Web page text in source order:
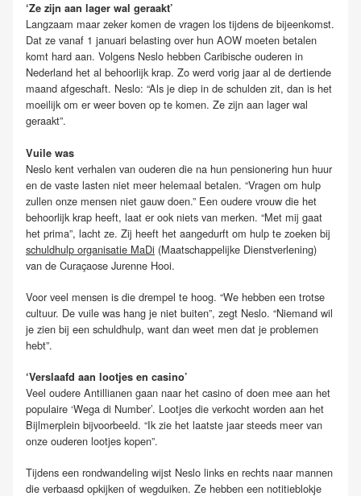
‘Ze zijn aan lager wal geraakt’
Langzaam maar zeker komen de vragen los tijdens de bijeenkomst.
Dat ze vanaf 1 januari belasting over hun AOW moeten betalen
komt hard aan. Volgens Neslo hebben Caribische ouderen in
Nederland het al behoorlijk krap. Zo werd vorig jaar al de dertiende
maand afgeschaft. Neslo: “Als je diep in de schulden zit, dan is het
moeilijk om er weer boven op te komen. Ze zijn aan lager wal
geraakt”.
Vuile was
Neslo kent verhalen van ouderen die na hun pensionering hun huur
en de vaste lasten niet meer helemaal betalen. “Vragen om hulp
zullen onze mensen niet gauw doen.” Een oudere vrouw die het
behoorlijk krap heeft, laat er ook niets van merken. “Met mij gaat
het prima”, lacht ze. Zij heeft het aangedurft om hulp te zoeken bij
schuldhulp organisatie MaDi (Maatschappelijke Dienstverlening)
van de Curaçaose Jurenne Hooi.
Voor veel mensen is die drempel te hoog. “We hebben een trotse
cultuur. De vuile was hang je niet buiten”, zegt Neslo. “Niemand wil
je zien bij een schuldhulp, want dan weet men dat je problemen
hebt”.
‘Verslaafd aan lootjes en casino’
Veel oudere Antillianen gaan naar het casino of doen mee aan het
populaire ‘Wega di Number’. Lootjes die verkocht worden aan het
Bijlmerplein bijvoorbeeld. “Ik zie het laatste jaar steeds meer van
onze ouderen lootjes kopen”.
Tijdens een rondwandeling wijst Neslo links en rechts naar mannen
die verbaasd opkijken of wegduiken. Ze hebben een notitieblokje